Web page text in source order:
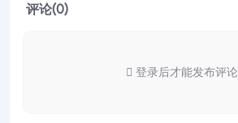
评论(0)
登录后才能发布评论